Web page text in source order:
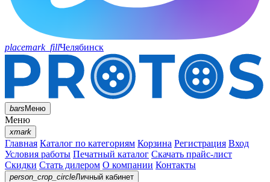
placemark_fillЧелябинск
barsМеню
Меню
xmark
Главная Каталог по категориям Корзина Регистрация Вход
Условия работы Печатный каталог Скачать прайс-лист
Скидки Стать дилером О компании Контакты
person_crop_circleЛичный кабинет